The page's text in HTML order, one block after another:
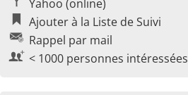
Yahoo (online)
Ajouter à la Liste de Suivi
Rappel par mail
< 1000 personnes intéressées